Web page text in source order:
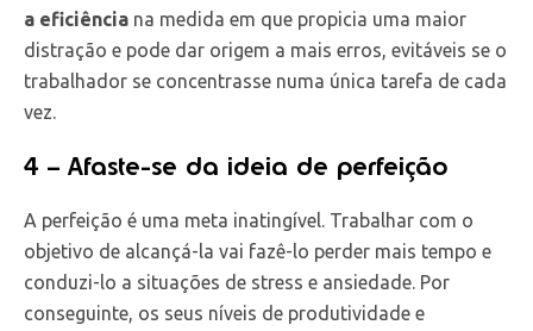
a eficiência na medida em que propicia uma maior
distração e pode dar origem a mais erros, evitáveis se o
trabalhador se concentrasse numa única tarefa de cada
vez.
4 – Afaste-se da ideia de perfeição
A perfeição é uma meta inatingível. Trabalhar com o
objetivo de alcançá-la vai fazê-lo perder mais tempo e
conduzi-lo a situações de stress e ansiedade. Por
conseguinte, os seus níveis de produtividade e